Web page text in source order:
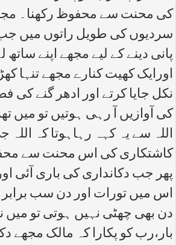
کی محنت سے محفوظ رکھنا۔
سردیوں کی طویل راتوں میں
پانی دینے کے لیے مجھے اپنے ساتھ
اورایک کھیت کنارے مجھے تنہا
نکل جایا کرتے اور ادھر گنے
کی آوازیں آ رہی ہوتیں تو میں
اللہ سے یہ کہہ رہاہوتا کہ
کاشتکاری کی اس محنت سے
پھر جب دکانداری کی باری آئی
اس میں تورات اور دن سب برابر
دن بھی چھٹی نہیں ہوتی تو میں
بار،رب کو پکارا کہ مالک مجھے